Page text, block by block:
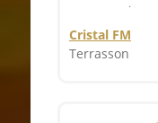
Cristal FM
Terrasson